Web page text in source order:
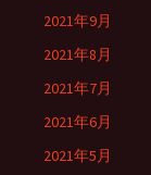
2021年9月
2021年8月
2021年7月
2021年6月
2021年5月